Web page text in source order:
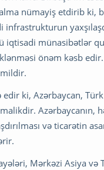
nümayiş etdirib ki,
iqtisadi münasibətlər
önəm kəsb
ki, Azərbaycan,
Azərbaycanın,
və ticarətin
Mərkəzi Asiya və